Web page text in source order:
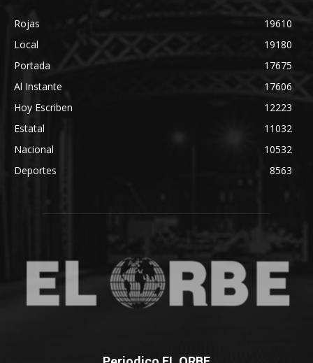
Rojas
19610
Local
19180
Portada
17675
Al Instante
17606
Hoy Escriben
12223
Estatal
11032
Nacional
10532
Deportes
8563